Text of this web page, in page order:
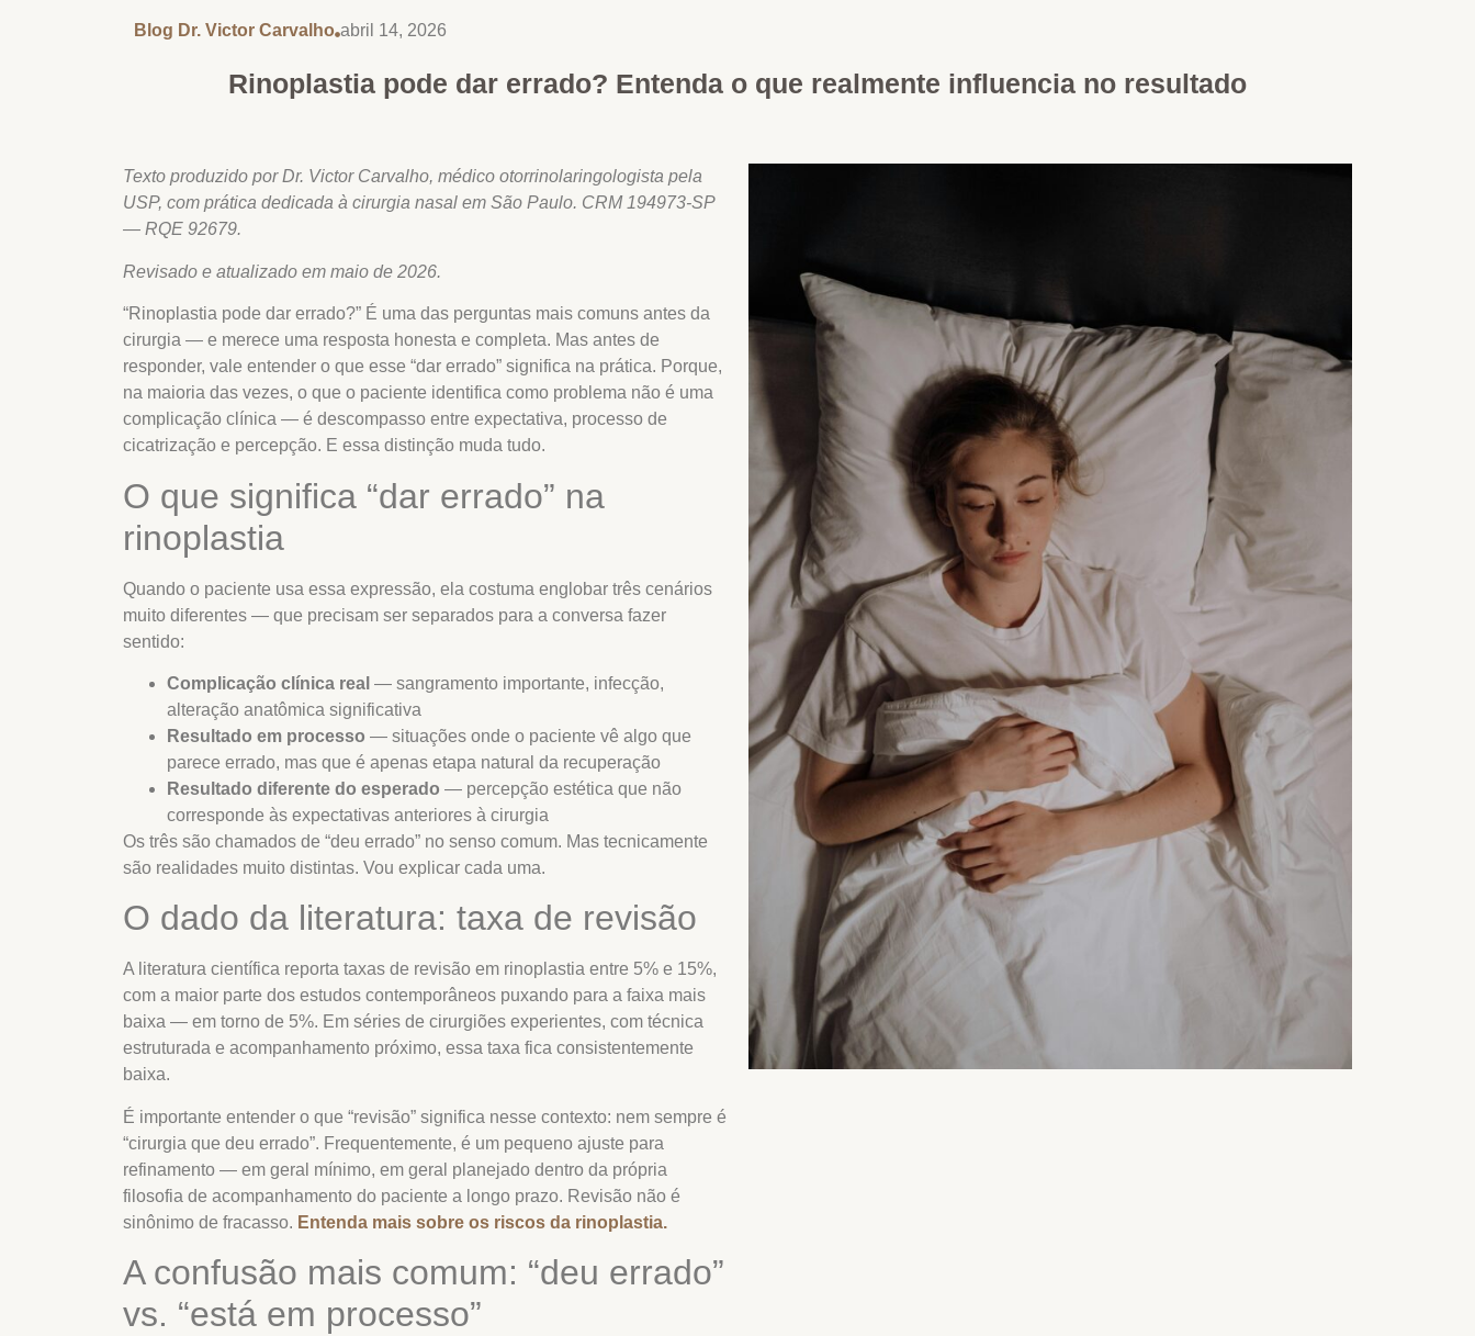
Blog Dr. Victor Carvalho abril 14, 2026
Rinoplastia pode dar errado? Entenda o que realmente influencia no resultado
Texto produzido por Dr. Victor Carvalho, médico otorrinolaringologista pela
USP, com prática dedicada à cirurgia nasal em São Paulo. CRM 194973-SP
— RQE 92679.
Revisado e atualizado em maio de 2026.
“Rinoplastia pode dar errado?” É uma das perguntas mais comuns antes da
cirurgia — e merece uma resposta honesta e completa. Mas antes de
responder, vale entender o que esse “dar errado” significa na prática. Porque,
na maioria das vezes, o que o paciente identifica como problema não é uma
complicação clínica — é descompasso entre expectativa, processo de
cicatrização e percepção. E essa distinção muda tudo.
O que significa “dar errado” na
rinoplastia
Quando o paciente usa essa expressão, ela costuma englobar três cenários
muito diferentes — que precisam ser separados para a conversa fazer
sentido:
Complicação clínica real — sangramento importante, infecção,
alteração anatômica significativa
Resultado em processo — situações onde o paciente vê algo que
parece errado, mas que é apenas etapa natural da recuperação
Resultado diferente do esperado — percepção estética que não
corresponde às expectativas anteriores à cirurgia
Os três são chamados de “deu errado” no senso comum. Mas tecnicamente
são realidades muito distintas. Vou explicar cada uma.
O dado da literatura: taxa de revisão
A literatura científica reporta taxas de revisão em rinoplastia entre 5% e 15%,
com a maior parte dos estudos contemporâneos puxando para a faixa mais
baixa — em torno de 5%. Em séries de cirurgiões experientes, com técnica
estruturada e acompanhamento próximo, essa taxa fica consistentemente
baixa.
É importante entender o que “revisão” significa nesse contexto: nem sempre é
“cirurgia que deu errado”. Frequentemente, é um pequeno ajuste para
refinamento — em geral mínimo, em geral planejado dentro da própria
filosofia de acompanhamento do paciente a longo prazo. Revisão não é
sinônimo de fracasso. Entenda mais sobre os riscos da rinoplastia.
A confusão mais comum: “deu errado”
vs. “está em processo”